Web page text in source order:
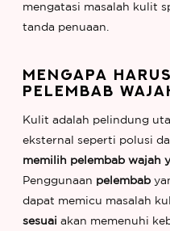
mengatasi masalah kulit
tanda penuaan.
MENGAPA
PELEMBAB
Kulit adalah pelindung
eksternal seperti polusi
memilih pelembab wajah
Penggunaan pelembab
dapat memicu masalah
sesuai akan memenuhi